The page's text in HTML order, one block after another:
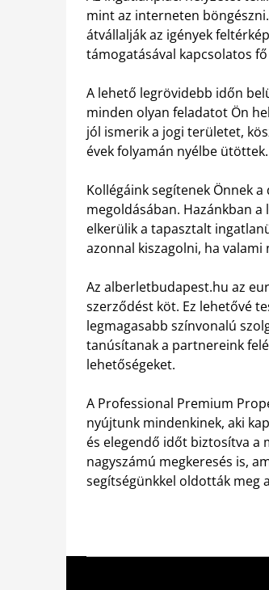
mint az interneten
átvállalják az igények
támogatásával kapcsolatos
A lehető legrövidebb időn
minden olyan feladatot Ön
jól ismerik a jogi területet,
évek folyamán nyélbe ütöttek.
Kollégáink segítenek Önnek
megoldásában. Hazánkban
elkerülik a tapasztalt
azonnal kiszagolni, ha
Az alberletbudapest.hu az
szerződést köt. Ez lehetővé
legmagasabb színvonalú
tanúsítanak a partnereink
lehetőségeket.
A Professional Premium
nyújtunk mindenkinek, aki
és elegendő időt biztosítva a
nagyszámú megkeresés is,
segítségünkkel oldották meg